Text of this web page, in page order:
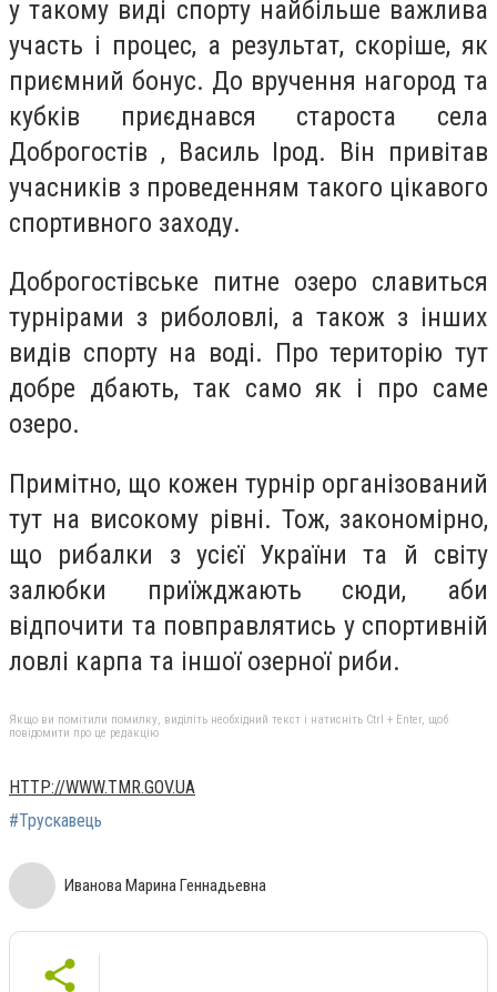
у такому виді спорту найбільше важлива
участь і процес, а результат, скоріше, як
приємний бонус. До вручення нагород та
кубків приєднався староста села
Доброгостів , Василь Ірод. Він привітав
учасників з проведенням такого цікавого
спортивного заходу.
Доброгостівське питне озеро славиться
турнірами з риболовлі, а також з інших
видів спорту на воді. Про територію тут
добре дбають, так само як і про саме
озеро.
Примітно, що кожен турнір організований
тут на високому рівні. Тож, закономірно,
що рибалки з усієї України та й світу
залюбки приїжджають сюди, аби
відпочити та повправлятись у спортивній
ловлі карпа та іншої озерної риби.
Якщо ви помітили помилку, виділіть необхідний текст і натисніть Ctrl + Enter, щоб
повідомити про це редакцію
HTTP://WWW.TMR.GOV.UA
#Трускавець
Иванова Марина Геннадьевна